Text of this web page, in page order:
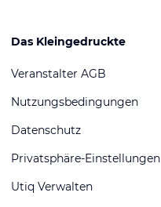
Das Kleingedruckte
Veranstalter AGB
Nutzungsbedingungen
Datenschutz
Privatsphäre-Einstellungen
Utiq Verwalten